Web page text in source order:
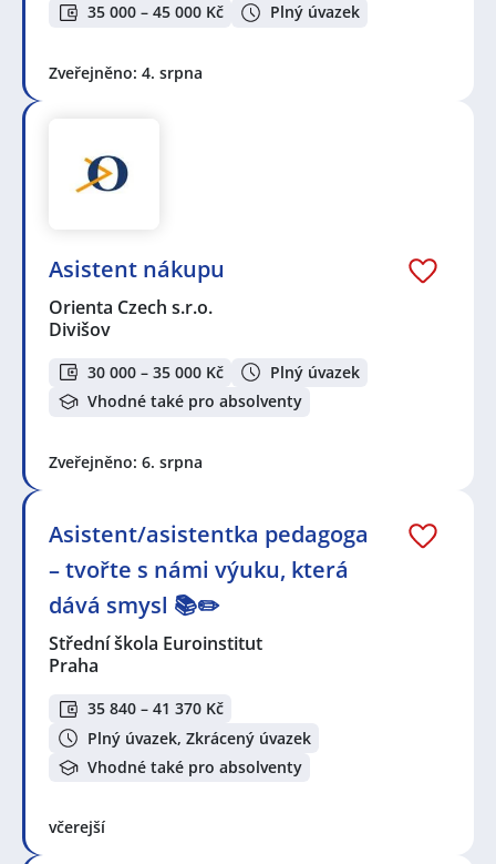
35 000 – 45 000 Kč Plný úvazek
Zveřejněno: 4. srpna
Asistent nákupu
Orienta Czech s.r.o.
Divišov
30 000 – 35 000 Kč
Plný úvazek
Vhodné také pro absolventy
Zveřejněno: 6. srpna
Asistent/asistentka pedagoga
– tvořte s námi výuku, která
dává smysl 📚✏️
Střední škola Euroinstitut
Praha
35 840 – 41 370 Kč
Plný úvazek, Zkrácený úvazek
Vhodné také pro absolventy
včerejší